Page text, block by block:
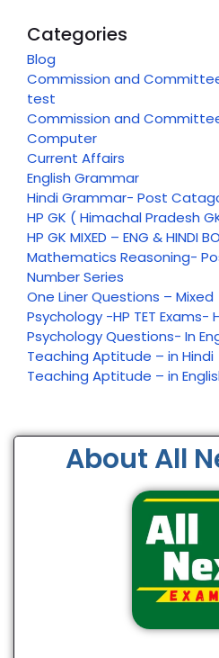
Categories
Blog
Commission and
test
Commission and
Computer
Current Affairs
English Grammar
Hindi Grammar- Post
HP GK ( Himachal Pradesh
HP GK MIXED – ENG & HINDI
Mathematics Reasoning-
Number Series
One Liner Questions – Mixed
Psychology -HP TET Exams-
Psychology Questions- In
Teaching Aptitude – in Hindi
Teaching Aptitude – in
About All